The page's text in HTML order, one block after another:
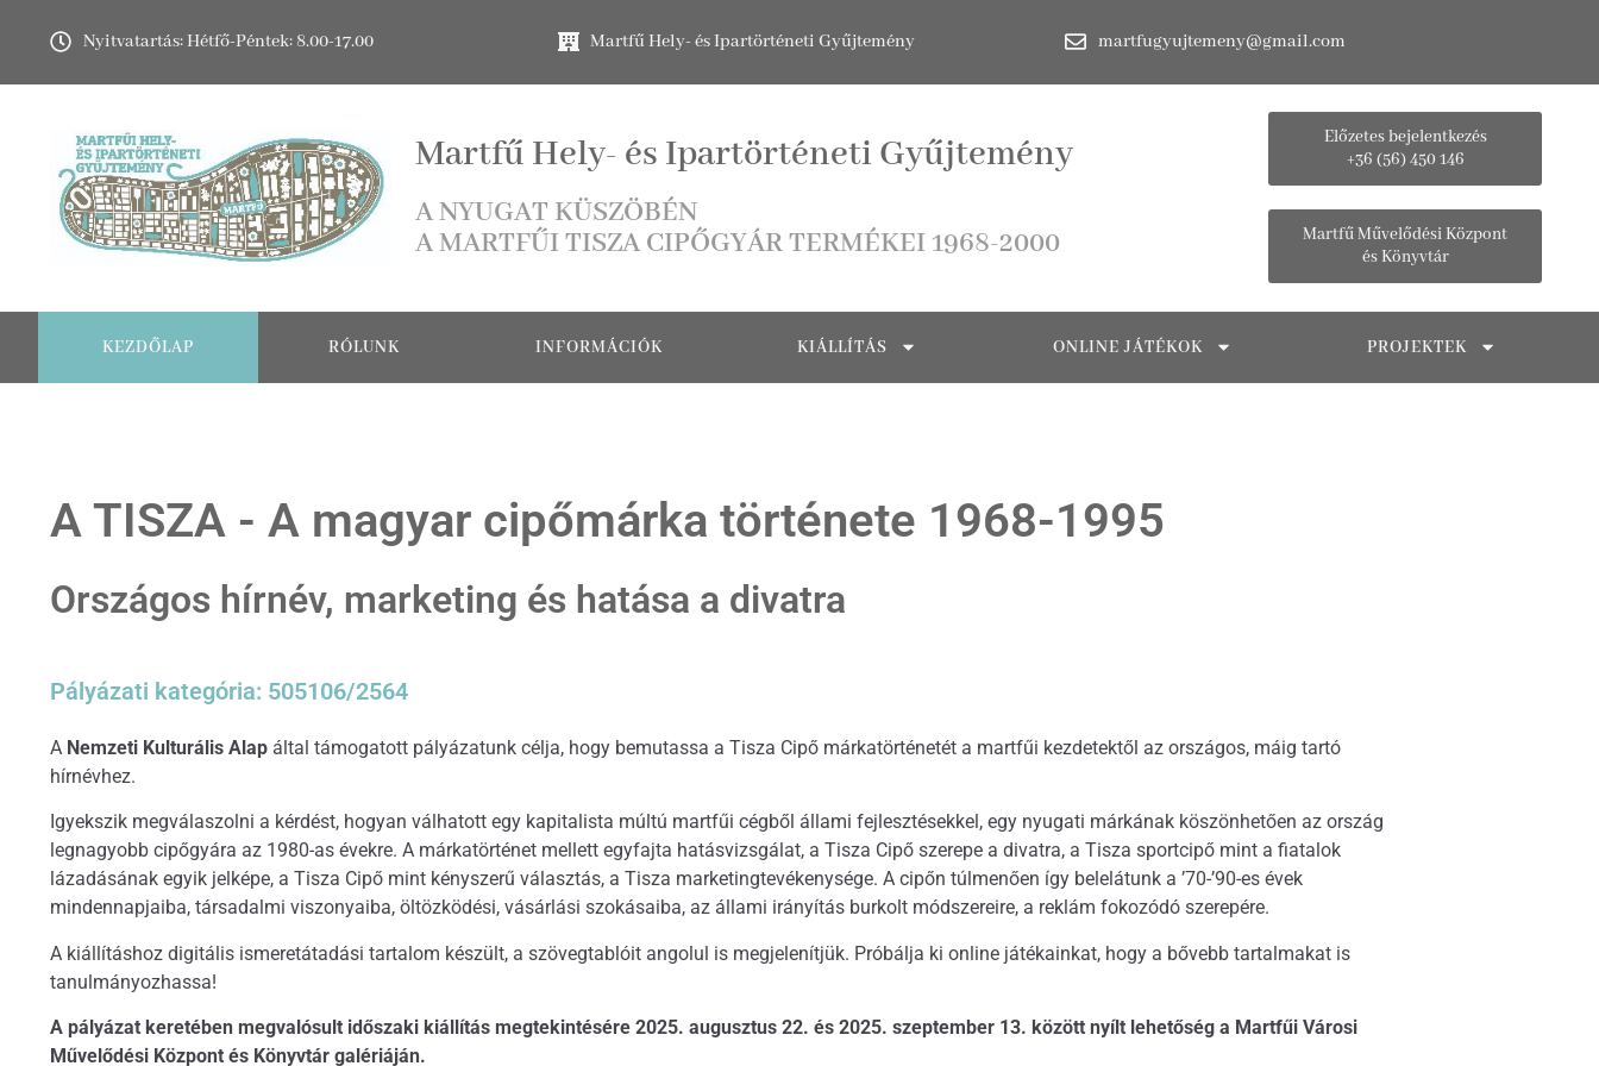
Nyitvatartás: Hétfő-Péntek: 8.00-17.00 Martfű Hely- és Ipartörténeti Gyűjtemény martfugyujtemeny@gmail.com
Martfű Hely- és Ipartörténeti Gyűjtemény
A NYUGAT KÜSZÖBÉN
A MARTFŰI TISZA CIPŐGYÁR TERMÉKEI 1968-2000
Előzetes bejelentkezés
+36 (56) 450 146
Martfű Művelődési Központ
és Könyvtár
KEZDŐLAP RÓLUNK INFORMÁCIÓK KIÁLLÍTÁS ONLINE JÁTÉKOK PROJEKTEK
A TISZA - A magyar cipőmárka története 1968-1995
Országos hírnév, marketing és hatása a divatra
Pályázati kategória: 505106/2564
A Nemzeti Kulturális Alap által támogatott pályázatunk célja, hogy bemutassa a Tisza Cipő márkatörténetét a martfűi kezdetektől az országos, máig tartó
hírnévhez.
Igyekszik megválaszolni a kérdést, hogyan válhatott egy kapitalista múltú martfűi cégből állami fejlesztésekkel, egy nyugati márkának köszönhetően az ország
legnagyobb cipőgyára az 1980-as évekre. A márkatörténet mellett egyfajta hatásvizsgálat, a Tisza Cipő szerepe a divatra, a Tisza sportcipő mint a fiatalok
lázadásának egyik jelképe, a Tisza Cipő mint kényszerű választás, a Tisza marketingtevékenysége. A cipőn túlmenően így belelátunk a ’70-’90-es évek
mindennapjaiba, társadalmi viszonyaiba, öltözködési, vásárlási szokásaiba, az állami irányítás burkolt módszereire, a reklám fokozódó szerepére.
A kiállításhoz digitális ismeretátadási tartalom készült, a szövegtablóit angolul is megjelenítjük. Próbálja ki online játékainkat, hogy a bővebb tartalmakat is
tanulmányozhassa!
A pályázat keretében megvalósult időszaki kiállítás megtekintésére 2025. augusztus 22. és 2025. szeptember 13. között nyílt lehetőség a Martfűi Városi
Művelődési Központ és Könyvtár galériáján.